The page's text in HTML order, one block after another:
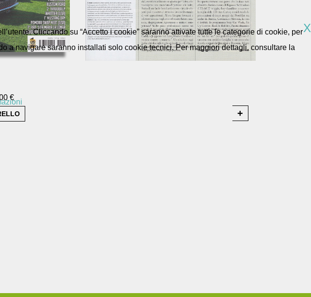
€
X
Cliccando su “Accetto i cookie” saranno attivate tutte le categorie di cookie, per
a navigare saranno installati solo cookie tecnici. Per maggiori dettagli, consultare la